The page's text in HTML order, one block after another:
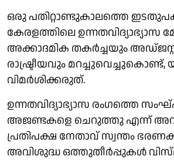
ഒരു പതിറ്റാണ്ടുകാലത്തെ
കേരളത്തിലെ ഉന്നതവിദ്യാഭ്യാസ
അക്കാദമിക തകർച്ചയും
രാഷ്ട്രീയവും
വിമർശിക്കരുത്.
ഉന്നതവിദ്യാഭ്യാസ രംഗത്തെ
അജണ്ടകളെ ചെറുത്തു എന്ന്
പ്രതിപക്ഷ നേതാവ് സ്വന്തം
അവിശുദ്ധ ഒത്തുതീർപ്പുകൾ